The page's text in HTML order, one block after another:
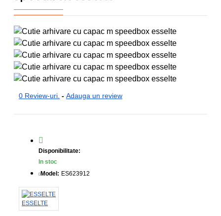
0 Review-uri. - Adauga un review
Disponibilitate:
In stoc
Model: ES623912
ESSELTE